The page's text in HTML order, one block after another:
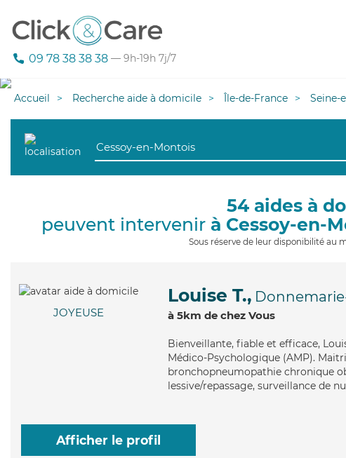
09 78 38 38 38 — 9h-19h 7j/7
Accueil Recherche aide à domicile Île-de-France Seine-
54 aides à
peuvent intervenir à Cessoy-en-
Sous réserve de leur disponibilité au
JOYEUSE
Louise T.,
à 5km de chez Vous
Bienveillante, fiable et efficace,
Médico-Psychologique (AMP).
bronchopneumopathie chronique
lessive/repassage, surveillance de
Afficher le profil